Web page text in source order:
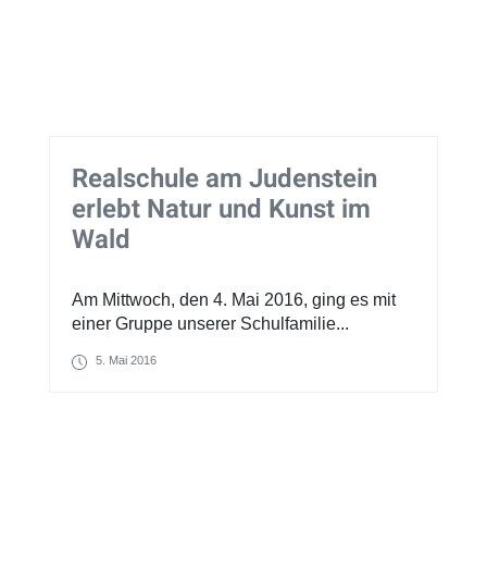
Realschule am Judenstein
erlebt Natur und Kunst im
Wald
Am Mittwoch, den 4. Mai 2016, ging es mit
einer Gruppe unserer Schulfamilie...
5. Mai 2016